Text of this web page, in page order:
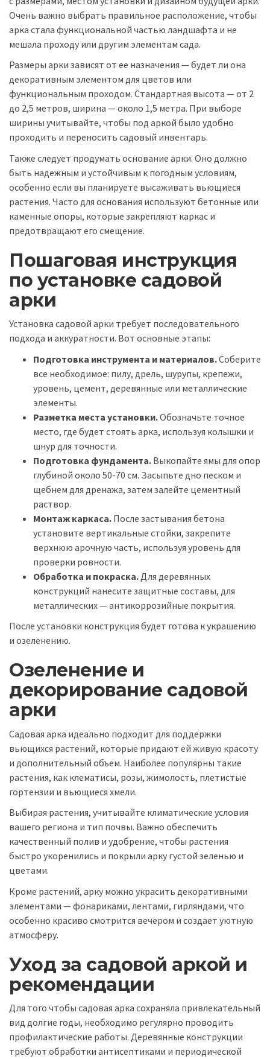
Очень важно выбрать правильное расположение, чтобы
арка стала функциональной частью ландшафта и не
мешала проходу или другим элементам сада.
Размеры арки зависят от ее назначения — будет ли она
декоративным элементом для цветов или
функциональным проходом. Стандартная высота — от 2
до 2,5 метров, ширина — около 1,5 метра. При выборе
ширины учитывайте, чтобы под аркой было удобно
проходить и переносить садовый инвентарь.
Также следует продумать основание арки. Оно должно
быть надежным и устойчивым к погодным условиям,
особенно если вы планируете высаживать вьющиеся
растения. Часто для основания используют бетонные или
каменные опоры, которые закрепляют каркас и
предотвращают его смещение.
Пошаговая инструкция
по установке садовой
арки
Установка садовой арки требует последовательного
подхода и аккуратности. Вот основные этапы:
Подготовка инструмента и материалов.Соберите
все необходимое: пилу, дрель, шурупы, крепежи,
уровень, цемент, деревянные или металлические
элементы.
Разметка места установки.Обозначьте точное
место, где будет стоять арка, используя колышки и
шнур для точности.
Подготовка фундамента. Выкопайте ямы для опор
глубиной около 50-70 см. Засыпьте дно песком и
щебнем для дренажа, затем залейте цементный
раствор.
Монтаж каркаса. После застывания бетона
установите вертикальные стойки, закрепите
верхнюю арочную часть, используя уровень для
проверки ровности.
Обработка и покраска. Для деревянных
конструкций нанесите защитные составы, для
металлических — антикоррозийные покрытия.
После установки конструкция будет готова к украшению
и озеленению.
Озеленение и
декорирование садовой
арки
Садовая арка идеально подходит для поддержки
вьющихся растений, которые придают ей живую красоту
и дополнительный объем. Наиболее популярны такие
растения, как клематисы, розы, жимолость, плетистые
гортензии и вьющиеся хмели.
Выбирая растения, учитывайте климатические условия
вашего региона и тип почвы. Важно обеспечить
качественный полив и удобрение, чтобы растения
быстро укоренились и покрыли арку густой зеленью и
цветами.
Кроме растений, арку можно украсить декоративными
элементами — фонариками, лентами, гирляндами, что
особенно красиво смотрится вечером и создает уютную
атмосферу.
Уход за садовой аркой и
рекомендации
Для того чтобы садовая арка сохраняла привлекательный
вид долгие годы, необходимо регулярно проводить
профилактические работы. Деревянные конструкции
требуют обработки антисептиками и периодической